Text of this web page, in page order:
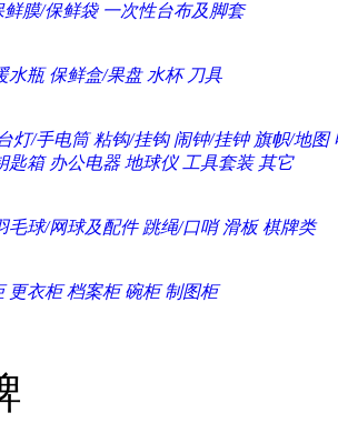
鲜膜/保鲜袋 一次性台布及脚套
水瓶 保鲜盒/果盘 水杯 刀具
灯/手电筒 粘钩/挂钩 闹钟/挂钟 旗帜/地图
匙箱 办公电器 地球仪 工具套装 其它
毛球/网球及配件 跳绳/口哨 滑板 棋牌类
更衣柜 档案柜 碗柜 制图柜